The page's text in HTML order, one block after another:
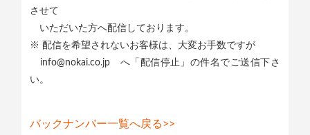
させて
いただいた方へ配信しております。
※ 配信を希望されないお客様は、大変お手数ですが
info@nokai.co.jp へ「配信停止」の件名でご送信下さ
い。
バックナンバー一覧へ戻る>>